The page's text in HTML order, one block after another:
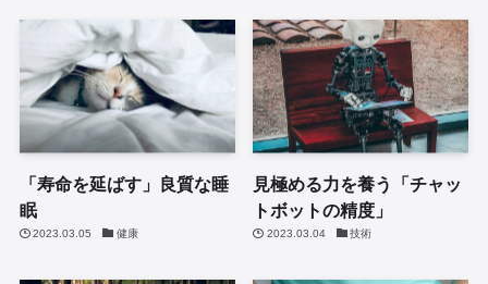
「寿命を延ばす」良質な睡
眠
2023.03.05 健康
見極める力を養う「チャッ
トボットの精度」
2023.03.04 技術